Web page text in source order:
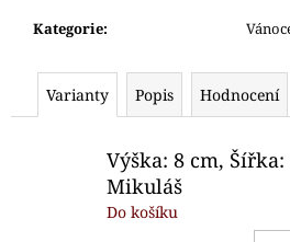
Kategorie:
Varianty Popis Hodnocení
Výška: 8 cm,
Mikuláš
Do košíku
76